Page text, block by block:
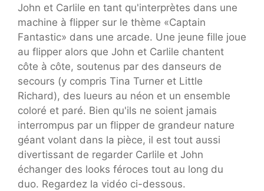
John et Carlile en tant qu'interprètes dans une
machine à flipper sur le thème «Captain
Fantastic» dans une arcade. Une jeune fille joue
au flipper alors que John et Carlile chantent
côte à côte, soutenus par des danseurs de
secours (y compris Tina Turner et Little
Richard), des lueurs au néon et un ensemble
coloré et paré. Bien qu'ils ne soient jamais
interrompus par un flipper de grandeur nature
géant volant dans la pièce, il est tout aussi
divertissant de regarder Carlile et John
échanger des looks féroces tout au long du
duo. Regardez la vidéo ci-dessous.